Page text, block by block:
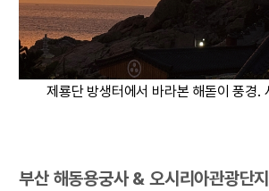
제룡단 방생터에서 바라본 해돋이 풍경.
부산 해동용궁사 & 오시리아관광단지